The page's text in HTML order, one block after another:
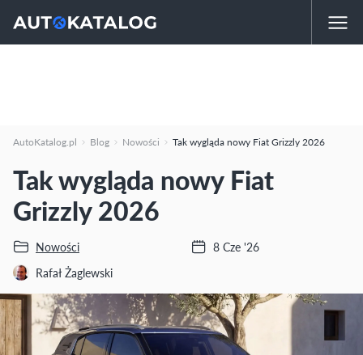
AutoKatalog.pl Blog Nowości Tak wygląda nowy Fiat Grizzly 2026
Tak wygląda nowy Fiat
Grizzly 2026
Nowości
Rafał Żaglewski
8 Cze '26